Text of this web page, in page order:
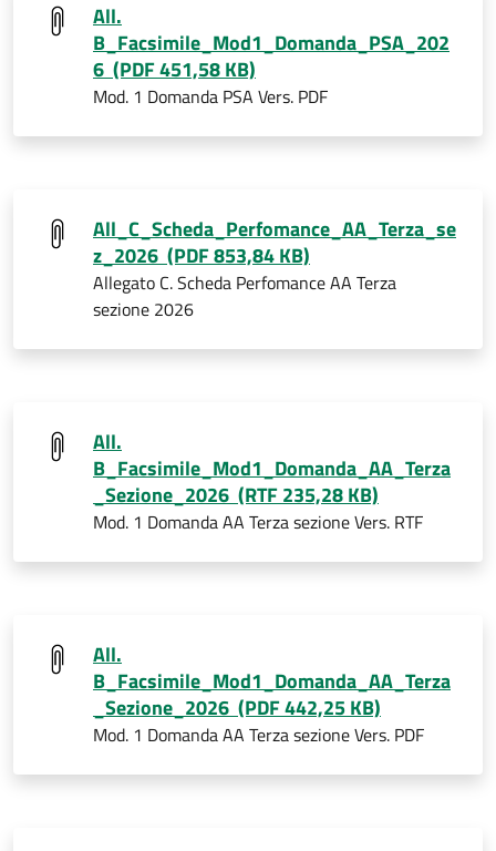
All.
B_Facsimile_Mod1_Domanda_PSA_202
6 (PDF 451,58 KB)
Mod. 1 Domanda PSA Vers. PDF
All_C_Scheda_Perfomance_AA_Terza_se
z_2026 (PDF 853,84 KB)
Allegato C. Scheda Perfomance AA Terza
sezione 2026
All.
B_Facsimile_Mod1_Domanda_AA_Terza
_Sezione_2026 (RTF 235,28 KB)
Mod. 1 Domanda AA Terza sezione Vers. RTF
All.
B_Facsimile_Mod1_Domanda_AA_Terza
_Sezione_2026 (PDF 442,25 KB)
Mod. 1 Domanda AA Terza sezione Vers. PDF